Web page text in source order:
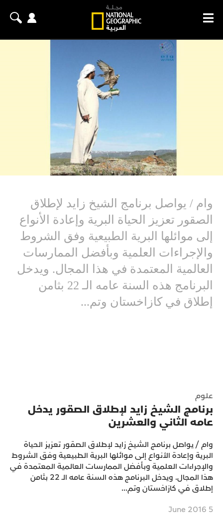
وام / يواصل برنامج الشيخ زايد لإطلاق
الصقور تعزيز الحياة البرية وإعادة الأنواع
إلى موائلها البرية الطبيعية وفق الشروط
والإجراءات العلمية وبأفضل الممارسات
العالمية المعتمدة في هذا المجال. ويدخل
البرنامج هذه السنة عامه الـ 22 بثامن
إطلاق في كازاخستان وتم...
علوم
برنامج الشيخ زايد لإطلاق الصقور يدخل
عامه الثاني والعشرين
وام / يواصل برنامج الشيخ زايد لإطلاق الصقور تعزيز الحياة
البرية وإعادة الأنواع إلى موائلها البرية الطبيعية وفق الشروط
والإجراءات العلمية وبأفضل الممارسات العالمية المعتمدة في
هذا المجال. ويدخل البرنامج هذه السنة عامه الـ 22 بثامن
إطلاق في كازاخستان وتم...
5 June 2016